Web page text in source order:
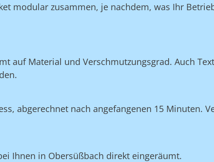
modular zusammen, je nachdem, was Ihr
auf Material und Verschmutzungsgrad. Auch
abgerechnet nach angefangenen 15 Minuten.
Ihnen in Obersüßbach direkt eingeräumt.